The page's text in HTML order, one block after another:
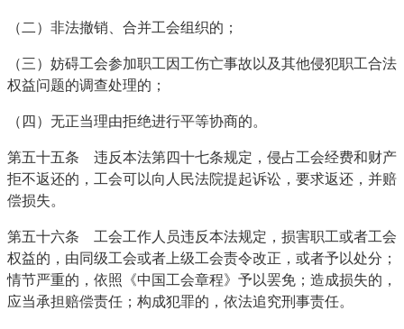
（二）非法撤销、合并工会组织的；
（三）妨碍工会参加职工因工伤亡事故以及其他侵犯职工合法
权益问题的调查处理的；
（四）无正当理由拒绝进行平等协商的。
第五十五条 违反本法第四十七条规定，侵占工会经费和财产
拒不返还的，工会可以向人民法院提起诉讼，要求返还，并赔
偿损失。
第五十六条 工会工作人员违反本法规定，损害职工或者工会
权益的，由同级工会或者上级工会责令改正，或者予以处分；
情节严重的，依照《中国工会章程》予以罢免；造成损失的，
应当承担赔偿责任；构成犯罪的，依法追究刑事责任。